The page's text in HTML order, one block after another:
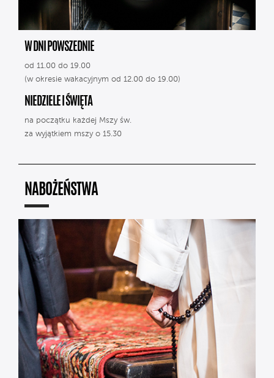
W DNI POWSZEDNIE
od 11.00 do 19.00
(w okresie wakacyjnym od 12.00 do 19.00)
NIEDZIELE I ŚWIĘTA
na początku każdej Mszy św.
za wyjątkiem mszy o 15.30
NABOŻEŃSTWA